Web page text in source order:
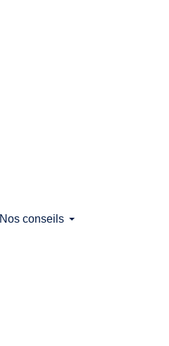
Nos conseils